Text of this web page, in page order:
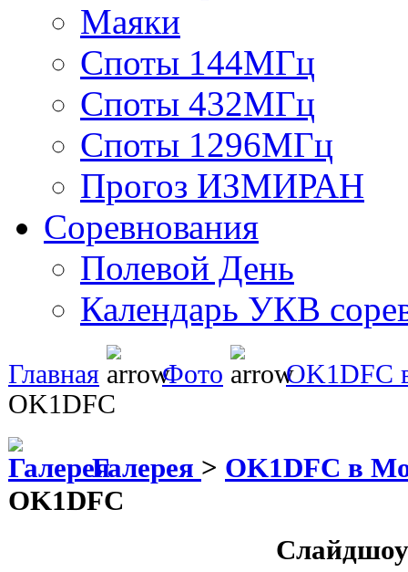
Маяки
Споты 144МГц
Споты 432МГц
Споты 1296МГц
Прогоз ИЗМИРАН
Соревнования
Полевой День
Календарь УКВ
Главная Фото
OK1DFC
OK1DFC
Галерея > OK1DFC в
OK1DFC